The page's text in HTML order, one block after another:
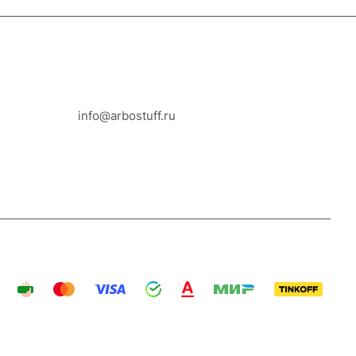
info@arbostuff.ru